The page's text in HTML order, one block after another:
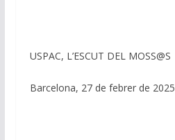
USPAC, L’ESCUT DEL MOSS@S
Barcelona, 27 de febrer de 2025